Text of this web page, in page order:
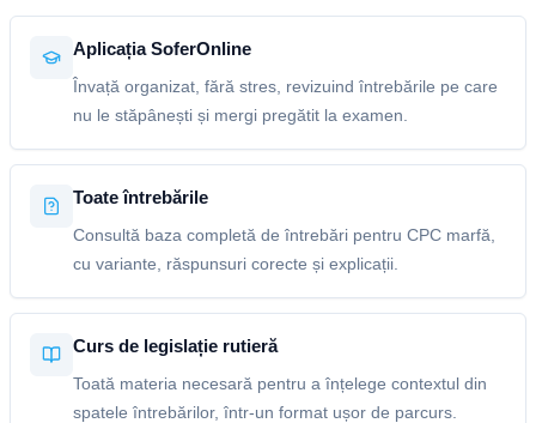
Aplicația SoferOnline
Învață organizat, fără stres, revizuind întrebările pe care
nu le stăpânești și mergi pregătit la examen.
Toate întrebările
Consultă baza completă de întrebări pentru CPC marfă,
cu variante, răspunsuri corecte și explicații.
Curs de legislație rutieră
Toată materia necesară pentru a înțelege contextul din
spatele întrebărilor, într-un format ușor de parcurs.